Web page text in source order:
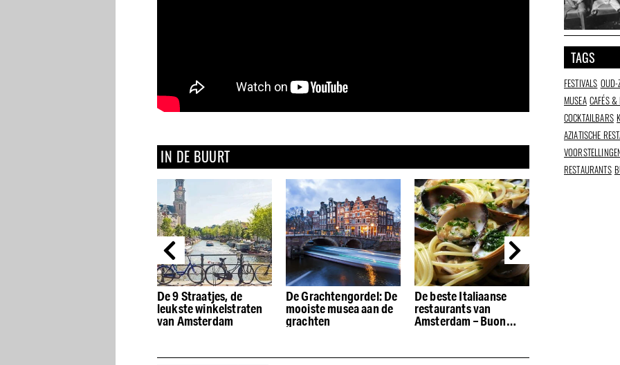
IN DE BUURT
De 9 Straatjes, de
leukste winkelstraten
van Amsterdam
De Grachtengordel: De
mooiste musea aan de
grachten
De beste Italiaanse
restaurants van
Amsterdam – Buon
TAGS
FESTIVALS
MUSEA CAFÉS
COCKTAILBARS
AZIATISCHE
RESTAURANTS